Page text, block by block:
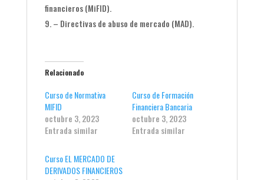
financieros (MiFID).
– Directivas de abuso de mercado (MAD).
Relacionado
Curso de Normativa
MIFID
octubre 3, 2023
Entrada similar
Curso de Formación
Financiera Bancaria
octubre 3, 2023
Entrada similar
Curso EL MERCADO DE
DERIVADOS FINANCIEROS